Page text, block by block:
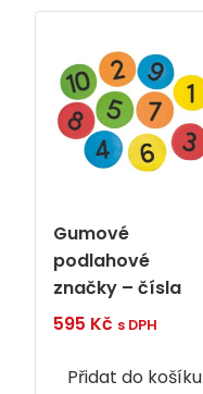
Gumové
podlahové
značky – čísla
595 Kč s DPH
Přidat do košíku